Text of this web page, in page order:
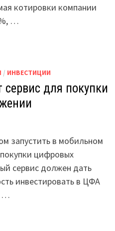
котировки компании
…
/ ИНВЕСТИЦИИ
сервис для покупки
запустить в мобильном
цифровых
сервис должен дать
инвестировать в ЦФА
…